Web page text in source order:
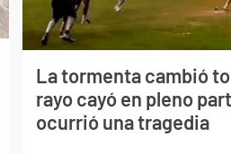
La tormenta cambió
rayo cayó en pleno
ocurrió una tragedia